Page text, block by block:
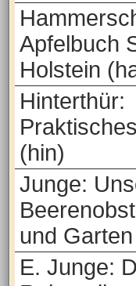
Apfelbuch
Holstein
Hinterthür:
(hin)
Junge:
und
E. Junge: